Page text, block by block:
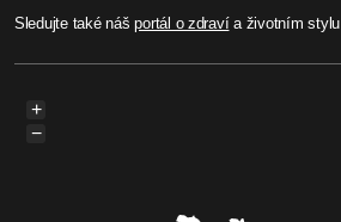
Sledujte také nášportál o zdravía životním stylu
+
−